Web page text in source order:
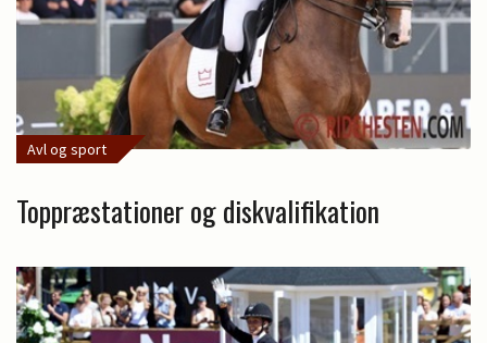
Avl og sport
Toppræstationer og diskvalifikation